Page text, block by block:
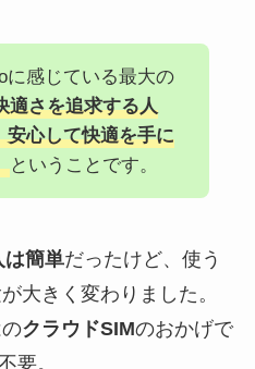
に感じている最大の
適さを追求する人
安心して快適を手に
ということです。
簡単だったけど、使う
大きく変わりました。
クラウドSIMのおかげで
要。